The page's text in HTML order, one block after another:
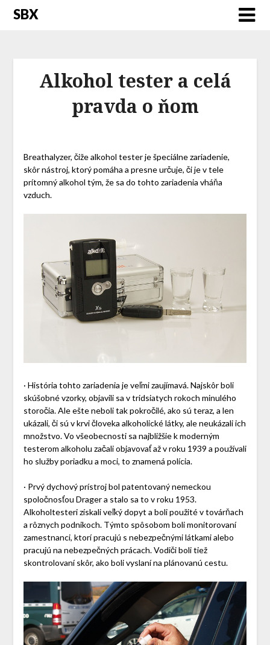
SBX
Alkohol tester a celá
pravda o ňom
Breathalyzer, čiže alkohol tester je špeciálne zariadenie,
skôr nástroj, ktorý pomáha a presne určuje, či je v tele
prítomný alkohol tým, že sa do tohto zariadenia vháňa
vzduch.
· História tohto zariadenia je veľmi zaujímavá. Najskôr boli
skúšobné vzorky, objavili sa v tridsiatych rokoch minulého
storočia. Ale ešte neboli tak pokročilé, ako sú teraz, a len
ukázali, či sú v krvi človeka alkoholické látky, ale neukázali ich
množstvo. Vo všeobecnosti sa najbližšie k moderným
testerom alkoholu začali objavovať až v roku 1939 a používali
ho služby poriadku a moci, to znamená polícia.
· Prvý dychový prístroj bol patentovaný nemeckou
spoločnosťou Drager a stalo sa to v roku 1953.
Alkoholtesteri získali veľký dopyt a boli použité v továrňach
a rôznych podnikoch. Týmto spôsobom boli monitorovaní
zamestnanci, ktorí pracujú s nebezpečnými látkami alebo
pracujú na nebezpečných prácach. Vodiči boli tiež
skontrolovaní skôr, ako boli vyslaní na plánovanú cestu.